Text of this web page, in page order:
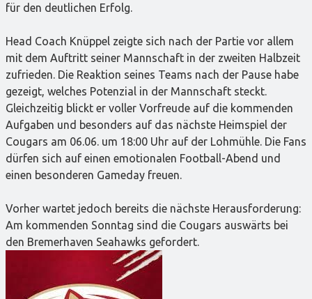
für den deutlichen Erfolg.
Head Coach Knüppel zeigte sich nach der Partie vor allem
mit dem Auftritt seiner Mannschaft in der zweiten Halbzeit
zufrieden. Die Reaktion seines Teams nach der Pause habe
gezeigt, welches Potenzial in der Mannschaft steckt.
Gleichzeitig blickt er voller Vorfreude auf die kommenden
Aufgaben und besonders auf das nächste Heimspiel der
Cougars am 06.06. um 18:00 Uhr auf der Lohmühle. Die Fans
dürfen sich auf einen emotionalen Football-Abend und
einen besonderen Gameday freuen.
Vorher wartet jedoch bereits die nächste Herausforderung:
Am kommenden Sonntag sind die Cougars auswärts bei
den Bremerhaven Seahawks gefordert.